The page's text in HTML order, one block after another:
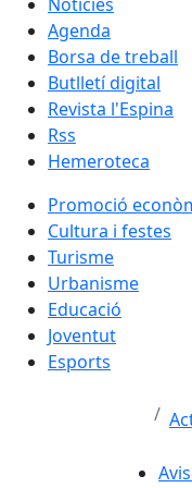
Agenda
Borsa de treball
Butlletí digital
Revista l'Espina
Rss
Hemeroteca
Promoció
Cultura i festes
Turisme
Urbanisme
Educació
Joventut
Esports